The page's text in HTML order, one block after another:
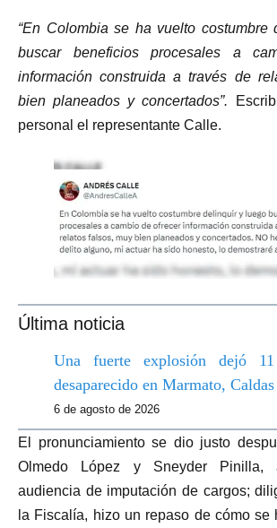
“En Colombia se ha vuelto costumbre
buscar beneficios procesales a
información construida a través de
bien planeados y concertados”.
personal el representante Calle.
Última noticia
Una fuerte explosión dejó
desaparecido en Marmato, Caldas
6 de agosto de 2026
El pronunciamiento se dio justo
Olmedo López y Sneyder Pinilla,
audiencia de imputación de cargos;
la Fiscalía, hizo un repaso de cómo se